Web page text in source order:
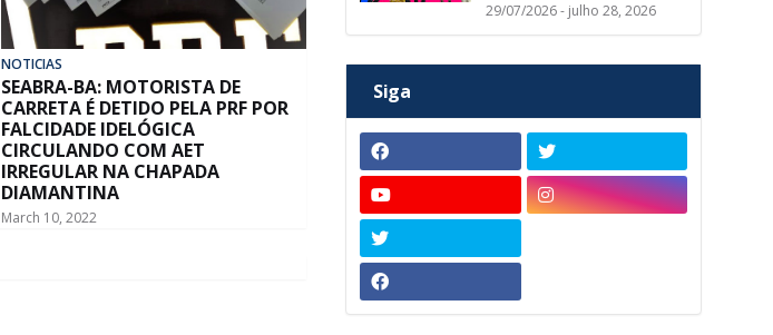
NOTICIAS
SEABRA-BA: MOTORISTA DE
CARRETA É DETIDO PELA PRF POR
FALCIDADE IDELÓGICA
CIRCULANDO COM AET
IRREGULAR NA CHAPADA
DIAMANTINA
March 10, 2022
29/07/2026 - julho 28, 2026
Siga